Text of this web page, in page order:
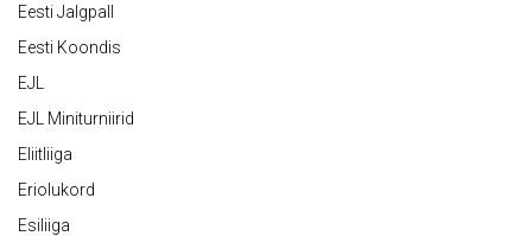
Eesti Jalgpall
Eesti Koondis
EJL
EJL Miniturniirid
Eliitliiga
Eriolukord
Esiliiga